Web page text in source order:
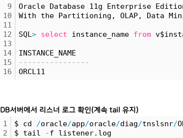
9
10
11
12
13
14
15
16
Oracle Database 11g Enterprise
With the Partitioning, OLAP, Data
SQL> select instance_name from
INSTANCE_NAME
----------------
ORCL11
DB서버에서 리스너 로그 확인(계속 tail 유지)
1
2
$ cd /oracle/app/oracle/diag/tnslsnr/
$ tail
-f listener.log